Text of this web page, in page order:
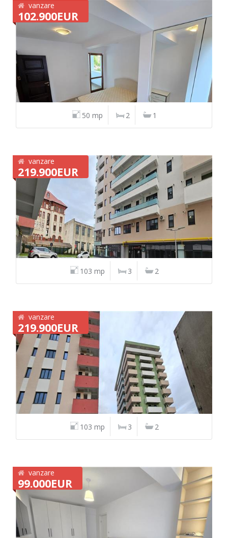
vanzare
102.900EUR
50 mp 2 1
vanzare
219.900EUR
103 mp 3 2
vanzare
219.900EUR
103 mp 3 2
vanzare
99.000EUR